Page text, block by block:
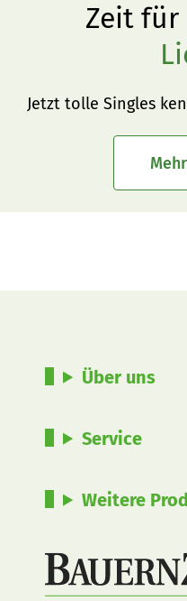
Zeit für
Jetzt tolle Singles
Über uns
Service
Weitere